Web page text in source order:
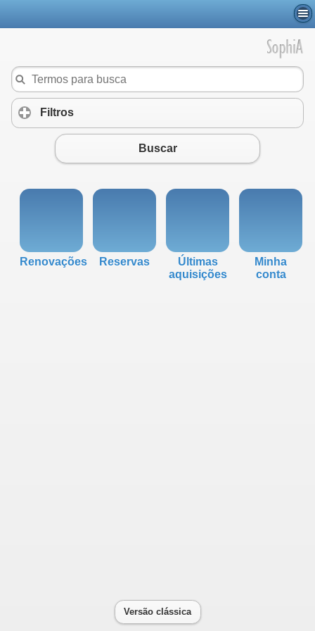
Filtros
Buscar
Renovações Reservas
Últimas
aquisições
Minha
conta
Versão clássica